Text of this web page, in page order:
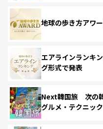
地球の歩き方アワ
エアラインランキ
グ形式で発表
Next韓国旅 次の
グルメ・テクニック